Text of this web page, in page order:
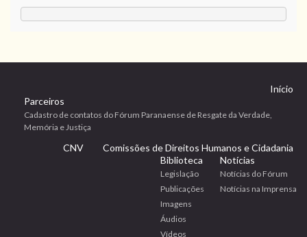
Início
Parceiros
Cadastro de contatos do Fórum Paranaense de Resgate da Verdade,
Memória e Justiça
CNV
Comissões de Direitos Humanos e Cidadania
Biblioteca
Legislação
Publicações
Imagens
Áudios
Vídeos
Notícias
Notícias do Fórum
Notícias na Imprensa